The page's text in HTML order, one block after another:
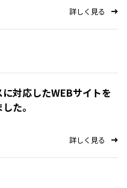
詳しく見る
対応したWEBサイトを
た。
詳しく見る